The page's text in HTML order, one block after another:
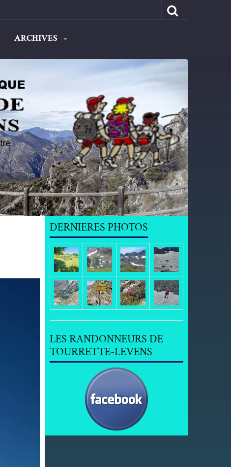
ARCHIVES
DERNIERES PHOTOS
LES RANDONNEURS DE
TOURRETTE-LEVENS